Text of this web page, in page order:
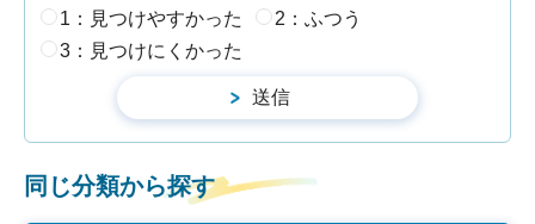
1：見つけやすかった
2：ふつう
3：見つけにくかった
同じ分類から探す